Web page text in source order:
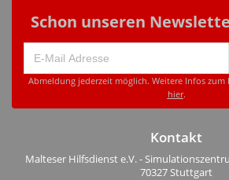
Schon unseren
Abmeldung jederzeit möglich. Weitere Infos zum
hier.
Kontakt
Malteser Hilfsdienst e.V. -
70327 Stuttgart